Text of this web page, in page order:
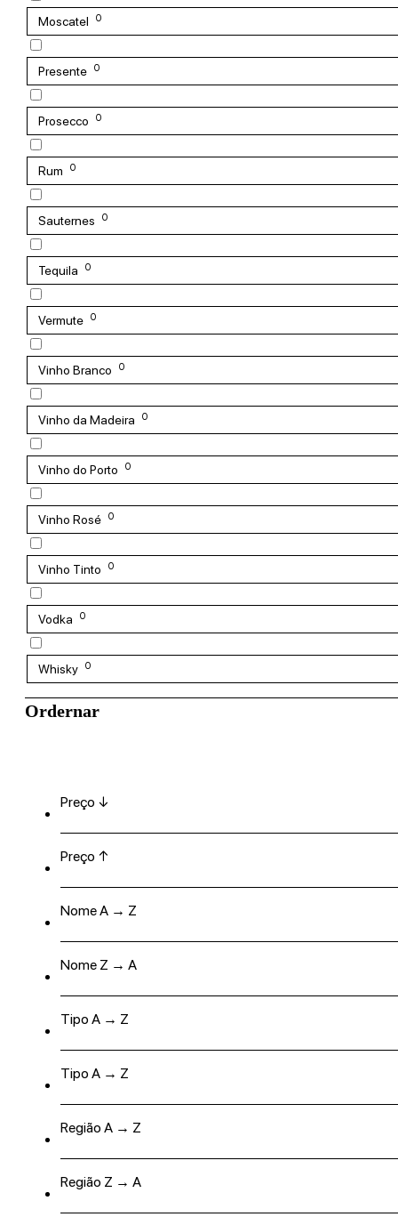
Moscatel 0
Presente 0
Prosecco 0
Rum 0
Sauternes 0
Tequila 0
Vermute 0
Vinho Branco 0
Vinho da Madeira 0
Vinho do Porto 0
Vinho Rosé 0
Vinho Tinto 0
Vodka 0
Whisky 0
Ordernar
Preço ↓
Preço ↑
Nome A → Z
Nome Z → A
Tipo A → Z
Tipo A → Z
Região A → Z
Região Z → A